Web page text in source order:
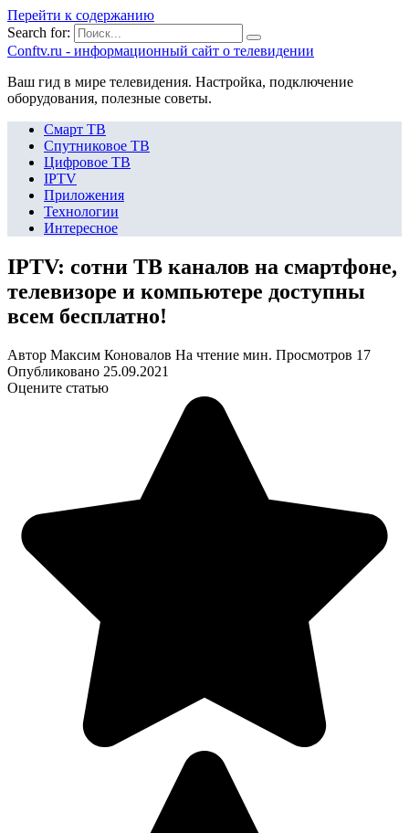
Перейти к содержанию
Search for:
Сonftv.ru - информационный сайт о телевидении
Ваш гид в мире телевидения. Настройка, подключение
оборудования, полезные советы.
Смарт ТВ
Спутниковое ТВ
Цифровое ТВ
IPTV
Приложения
Технологии
Интересное
IPTV: сотни ТВ каналов на смартфоне,
телевизоре и компьютере доступны
всем бесплатно!
Автор Максим Коновалов На чтение мин. Просмотров 17
Опубликовано 25.09.2021
Оцените статью